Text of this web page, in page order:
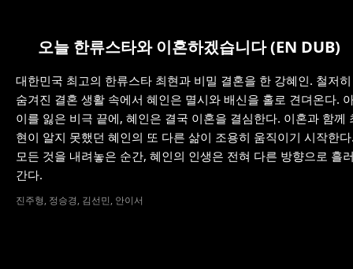
오늘 한류스타와 이혼하겠습니다 (EN DUB)
대한민국 최고의 한류스타 최현과 비밀 결혼을 한 강혜인. 철저히
숨겨진 결혼 생활 속에서 혜인은 멸시와 배신을 홀로 견뎌온다.
이를 잃은 비극 끝에, 혜인은 결국 이혼을 결심한다. 이혼과 함께
현이 알지 못했던 혜인의 또 다른 삶이 조용히 움직이기 시작한
모든 것을 내려놓은 순간, 혜인의 인생은 전혀 다른 방향으로 흘
간다.
진주형, 정승경, 김선민, 안이서